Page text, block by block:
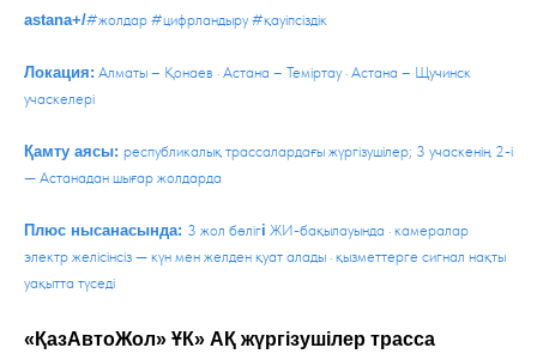
astana+/#жолдар #цифрландыру #қауіпсіздік
Локация: Алматы – Қонаев · Астана – Теміртау · Астана – Щучинск
учаскелері
Қамту аясы: республикалық трассалардағы жүргізушілер; 3 учаскенің 2-і
— Астанадан шығар жолдарда
Плюс нысанасында: 3 жол бөлігі ЖИ-бақылауында · камералар
электр желісінсіз — күн мен желден қуат алады · қызметтерге сигнал нақты
уақытта түседі
«ҚазАвтоЖол» ҰК» АҚ жүргізушілер трасса